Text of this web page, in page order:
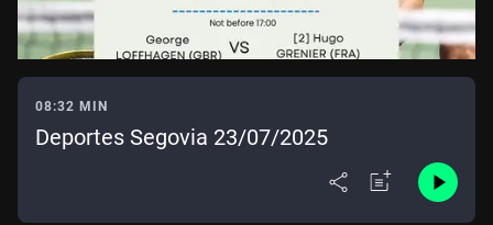
08:32 MIN
Deportes Segovia 23/07/2025